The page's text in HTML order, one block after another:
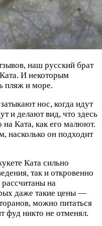
наш русский брат
И некоторым
пляж и море.
нос, когда идут
и делают вид, что здесь
на Ката, как его малюют.
насколько он подходит
Ката сильно
так и откровенно
на
даже такие цены —
можно питаться
фуд никто не отменял.